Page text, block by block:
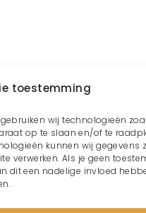
toestemming
wij technologieën
op te slaan en/of te
kunnen wij gegevens
verwerken. Als je geen
dit een nadelige invloed